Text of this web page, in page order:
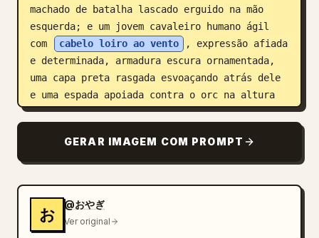
machado de batalha lascado erguido na mão
esquerda; e um jovem cavaleiro humano ágil
com
cabelo loiro ao vento
, expressão afiada
e determinada, armadura escura ornamentada,
uma capa preta rasgada esvoaçando atrás dele
e uma espada apoiada contra o orc na altura
do peito. Adicione uma explosão de faíscas
atinge a armadura do orc, com brasas voadoras
e fragmentos de metal irradiando pela
alto contraste, faíscas quentes contra
sombras frias verde-escuras, detalhes
intrincados na armadura, movimento dinâmico,
GERAR IMAGEM COM PROMPT
お
@おやぎ
Ver original